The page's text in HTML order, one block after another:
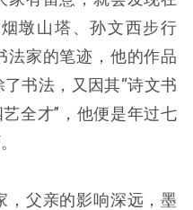
墩山塔、孙文西步行
法家的笔迹，他的作品
书法，又因其“诗文书
全才”，他便是年过七
，父亲的影响深远，墨